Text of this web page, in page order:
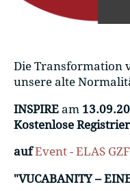
Die Transformation
unsere alte
INSPIRE am
Kostenlose
aufEvent - ELAS
"VUCABANITY –